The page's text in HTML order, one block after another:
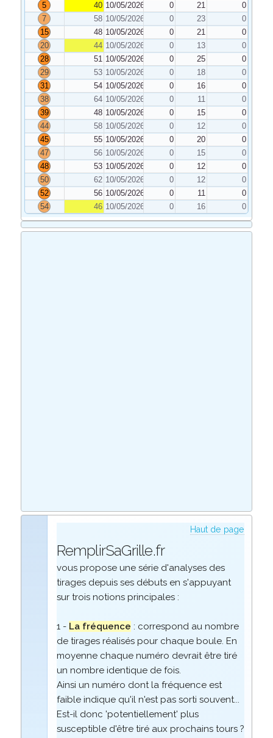
5
40 10/05/2026 0 21
0
7
58 10/05/2026 0 23
0
15
48 10/05/2026 0 21
0
20
44 10/05/2026 0 13
0
28
51 10/05/2026 0 25
0
29
53 10/05/2026 0 18
0
31
54 10/05/2026 0 16
0
38
64 10/05/2026 0 11
0
39
48 10/05/2026 0 15
0
44
58 10/05/2026 0 12
0
45
55 10/05/2026 0 20
0
47
56 10/05/2026 0 15
0
48
53 10/05/2026 0 12
0
50
62 10/05/2026 0 12
0
52
56 10/05/2026 0 11
0
54
46 10/05/2026 0 16 0
Haut de page
RemplirSaGrille.fr
vous propose une série d'analyses des
tirages depuis ses débuts en s'appuyant
sur trois notions principales :
1 - La fréquence : correspond au nombre
de tirages réalisés pour chaque boule. En
moyenne chaque numéro devrait être tiré
un nombre identique de fois.
Ainsi un numéro dont la fréquence est
faible indique qu'il n'est pas sorti souvent...
Est-il donc 'potentiellement' plus
susceptible d'être tiré aux prochains tours ?